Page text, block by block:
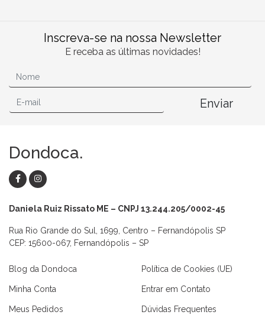
Inscreva-se na nossa Newsletter
E receba as últimas novidades!
Enviar
Dondoca.
Daniela Ruiz Rissato ME – CNPJ 13.244.205/0002-45
Rua Rio Grande do Sul, 1699, Centro – Fernandópolis SP
CEP: 15600-067, Fernandópolis – SP
Blog da Dondoca
Minha Conta
Meus Pedidos
Política de Cookies (UE)
Entrar em Contato
Dúvidas Frequentes